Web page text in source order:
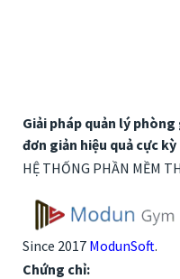
Giải pháp quản lý
đơn giản hiệu quả cực kỳ
HỆ THỐNG PHẦN MỀM
Since 2017 ModunSoft.
Chứng chỉ: